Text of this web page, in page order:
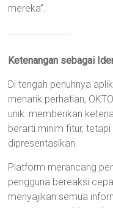
mereka”.
Ketenangan sebagai
Di tengah penuhnya
menarik perhatian,
unik: memberikan
berarti minim fitur,
dipresentasikan.
Platform merancang
pengguna bereaksi
menyajikan semua